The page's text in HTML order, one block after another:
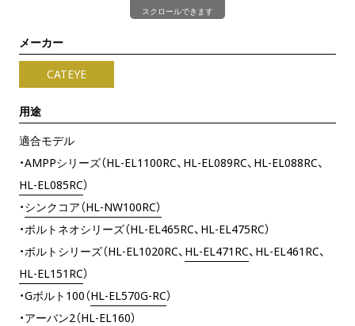
スクロールできます
メーカー
CATEYE
用途
適合モデル
・AMPPシリーズ（HL-EL1100RC、HL-EL089RC、HL-EL088RC、
HL-EL085RC）
・シンクコア（HL-NW100RC）
・ボルトネオシリーズ（HL-EL465RC、HL-EL475RC）
・ボルトシリーズ（HL-EL1020RC、 HL-EL471RC、HL-EL461RC、
HL-EL151RC）
・Gボルト100（HL-EL570G-RC）
・アーバン2（HL-EL160）